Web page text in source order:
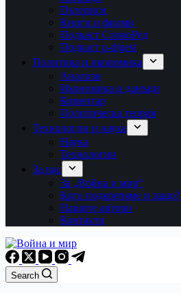
Пътеписи
Книги и филми
Подкаст СловоРед
Подкаст u-digest
Политика и икономика
Анализи
Икономика и данъци
Коментар
Политическа теория
Технологии и наука
Наука
Технологии
За нас
За „Война и мир“
Кого подкрепяме и защо?
Нашите автори
Контакти
Search